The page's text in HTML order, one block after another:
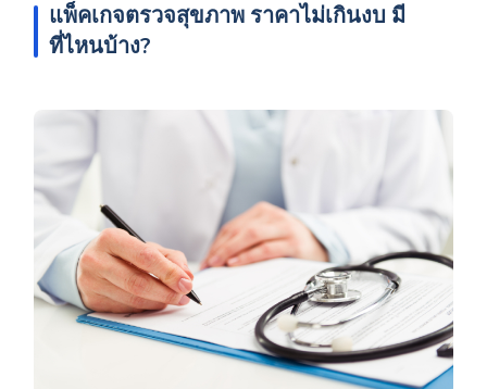
แพ็คเกจตรวจสุขภาพ ราคาไม่เกินงบ มี
ที่ไหนบ้าง?